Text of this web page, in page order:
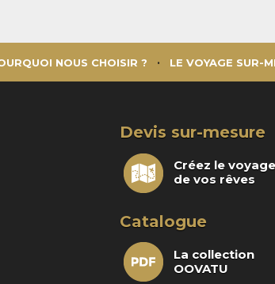
NOUS CHOISIR ? LE VOYAGE SUR-
Devis sur-mesure
Créez le voyage
de vos rêves
Catalogue
La collection
OOVATU